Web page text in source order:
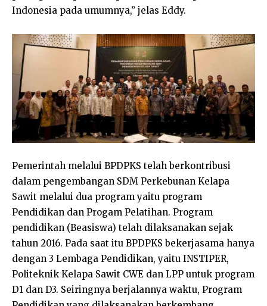
Indonesia pada umumnya,” jelas Eddy.
Pemerintah melalui BPDPKS telah berkontribusi
dalam pengembangan SDM Perkebunan Kelapa
Sawit melalui dua program yaitu program
Pendidikan dan Progam Pelatihan. Program
pendidikan (Beasiswa) telah dilaksanakan sejak
tahun 2016. Pada saat itu BPDPKS bekerjasama hanya
dengan 3 Lembaga Pendidikan, yaitu INSTIPER,
Politeknik Kelapa Sawit CWE dan LPP untuk program
D1 dan D3. Seiringnya berjalannya waktu, Program